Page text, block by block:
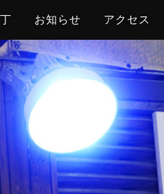
お知らせ アクセス